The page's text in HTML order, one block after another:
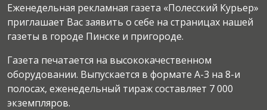
Еженедельная рекламная газета «Полесский Курьер»
приглашает Вас заявить о себе на страницах нашей
газеты в городе Пинске и пригороде.
Газета печатается на высококачественном
оборудовании. Выпускается в формате А-3 на 8-и
полосах, еженедельный тираж составляет 7 000
экземпляров.